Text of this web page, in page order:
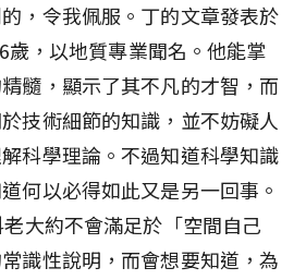
，令我佩服。丁的文章發表於
歲，以地質專業聞名。他能掌
髓，顯示了其不凡的才智，而
技術細節的知識，並不妨礙人
科學理論。不過知道科學知識
何以必得如此又是另一回事。
大約不會滿足於「空間自己
識性說明，而會想要知道，為